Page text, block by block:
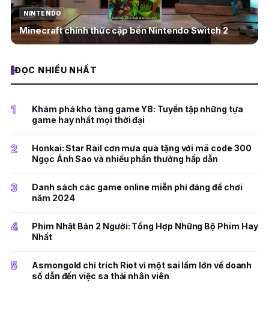
NINTENDO
Minecraft chính thức cập bến Nintendo Switch 2
ĐỌC NHIỀU NHẤT
1
Khám phá kho tàng game Y8: Tuyển tập những tựa
game hay nhất mọi thời đại
2
Honkai: Star Rail cơn mưa quà tặng với mã code 300
Ngọc Ánh Sao và nhiều phần thưởng hấp dẫn
3
Danh sách các game online miễn phí đáng để chơi
năm 2024
4
Phim Nhật Bản 2 Người: Tổng Hợp Những Bộ Phim Hay
Nhất
5
Asmongold chỉ trích Riot vì một sai lầm lớn về doanh
số dẫn đến việc sa thải nhân viên